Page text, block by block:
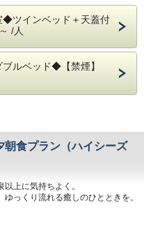
露天風呂
。
82-8111＞までお問い合わせく
OCEAN'S GIFT」は魚介類や和・
をご用意しております。
日を肌で感じながら、当館のビュッ
。
だける干物や、海鮮丼もお作りい
て異なる場合がございます。
。（写真はイメージとなりま
終入場 9:00）
能くださいませ。
は、湯船に浸かれば至福のひと時に
況に応じて施術を同時にお受けでき
ご利用をご遠慮いただいておりま
みとなります。
ご宿泊代金は現地にて頂戴してお
感動」間違いなし。
海の夜景が一望できます。
らっしゃる場合は備考欄へご人数を
でお布団を敷いていただいておりま
◆ツインベッド＋天蓋付
/人
ブルベッド◆【禁煙】
朝食プラン（ハイシーズ
上に気持ちよく。
っくり流れる癒しのひとときを。